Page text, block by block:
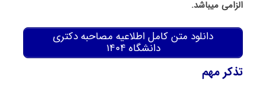
الزامی میباشد.
دانلود متن کامل اطلاعیه مصاحبه دکتری
دانشگاه ۱۴۰۴
تذکر مهم